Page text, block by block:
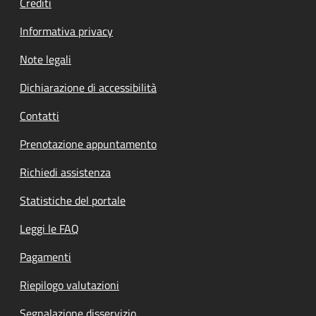
Informativa privacy
Note legali
Dichiarazione di accessibilità
Contatti
Prenotazione appuntamento
Richiedi assistenza
Statistiche del portale
Leggi le FAQ
Pagamenti
Riepilogo valutazioni